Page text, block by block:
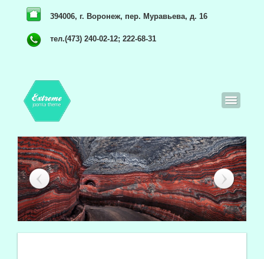
394006, г. Воронеж, пер. Муравьева, д. 16
тел.(473) 240-02-12; 222-68-31